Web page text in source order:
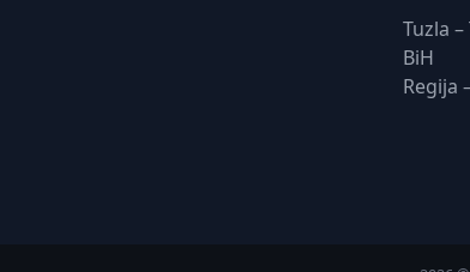
Tuzla –
BiH
Regija